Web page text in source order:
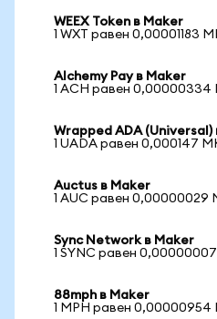
WEEX Token в Maker
1 WXT равен 0,00001183
Alchemy Pay в Maker
1 ACH равен 0,00000334
Wrapped ADA (Universal)
1 UADA равен 0,000147
Auctus в Maker
1 AUC равен 0,00000029
Sync Network в Maker
1 SYNC равен
88mph в Maker
1 MPH равен 0,00000954